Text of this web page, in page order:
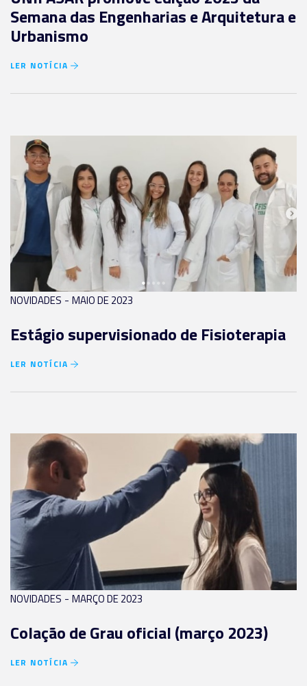
Semana das Engenharias e Arquitetura e
Urbanismo
LER NOTÍCIA
NOVIDADES - MAIO DE 2023
Estágio supervisionado de Fisioterapia
LER NOTÍCIA
NOVIDADES - MARÇO DE 2023
Colação de Grau oficial (março 2023)
LER NOTÍCIA